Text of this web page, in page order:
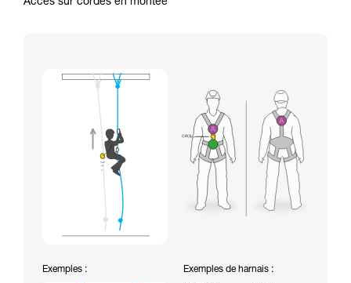
Accès sur cordes en montée
Exemples :
Exemples de harnais :